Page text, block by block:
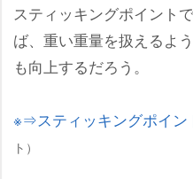
スティッキングポイント
ば、重い重量を扱えるよ
も向上するだろう。
※⇒スティッキングポイン
ト）